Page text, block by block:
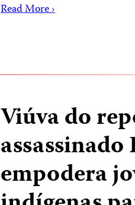
Read More ›
Viúva do
empodera